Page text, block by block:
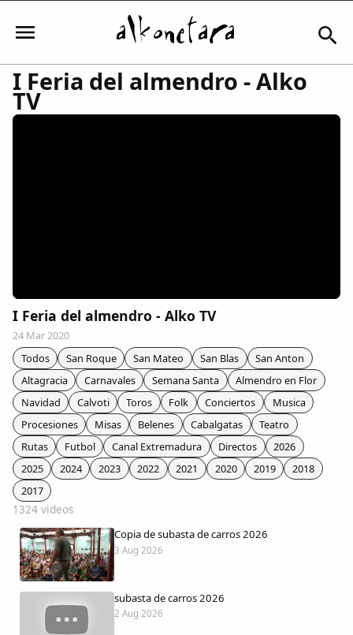
Comunidad
Colaboradores
AlkoTV
Biblioteca
Periódico Alconétar
Foros
Idiosincrasia
Diccionario
I Feria del almendro - Alko
TV
I Feria del almendro - Alko TV
24 Mar 2020
Todos
San Roque San Mateo San Blas
San Anton
Altagracia
Carnavales Semana Santa
Almendro en Flor
Navidad
Calvoti Toros Folk Conciertos
Musica
Procesiones
Misas Belenes Cabalgatas
Teatro
Rutas
Futbol Canal Extremadura Directos
2026
2025
2024 2023 2022 2021 2020 2019
2018
2017
1324 videos
Copia de subasta de carros 2026
3 Aug 2026
subasta de carros 2026
2 Aug 2026